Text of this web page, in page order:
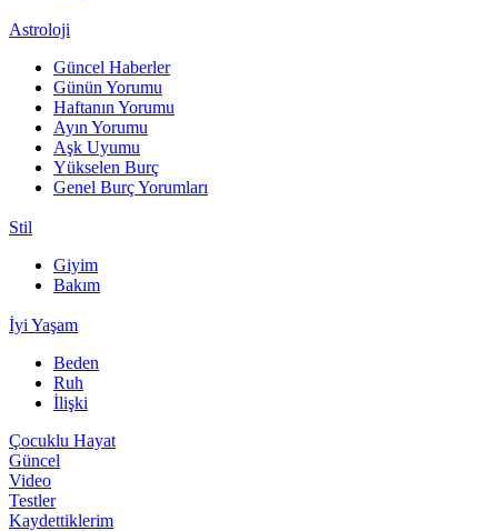
Astroloji
Güncel Haberler
Günün Yorumu
Haftanın Yorumu
Ayın Yorumu
Aşk Uyumu
Yükselen Burç
Genel Burç Yorumları
Stil
Giyim
Bakım
İyi Yaşam
Beden
Ruh
İlişki
Çocuklu Hayat
Güncel
Video
Testler
Kaydettiklerim